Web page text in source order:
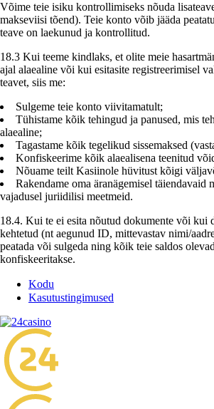
Võime teie isiku kontrollimiseks nõuda
makseviisi tõend). Teie konto võib jääda
teave on laekunud ja kontrollitud.
18.3 Kui teeme kindlaks, et olite meie
ajal alaealine või kui esitasite registreerimisel
teavet, siis me:
Sulgeme teie konto viivitamatult;
Tühistame kõik tehingud ja panused, mis
alaealine;
Tagastame kõik tegelikud sissemaksed
Konfiskeerime kõik alaealisena teenitud
Nõuame teilt Kasiinole hüvitust kõigi
Rakendame oma äranägemisel täiendavaid
vajadusel juriidilisi meetmeid.
18.4. Kui te ei esita nõutud dokumente või kui
kehtetud (nt aegunud ID, mittevastav nimi/
peatada või sulgeda ning kõik teie saldos
konfiskeeritakse.
Kodu
Kasutustingimused